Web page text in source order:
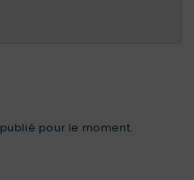
pour le moment.